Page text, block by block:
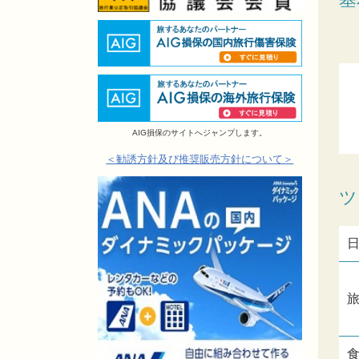
AIG損保のサイトへジャンプします。
＜勧誘方針及び推奨販売方針について＞